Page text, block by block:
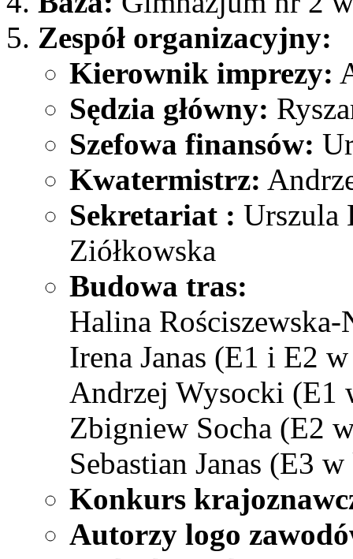
Zespół organizacyjny:
Kierownik imprezy:
Sędzia główny:
Szefowa finansów:
Kwatermistrz:
Sekretariat : Urszula
Ziółkowska
Budowa tras:
Halina
Irena Janas (E1 i E2
Andrzej Wysocki (E1
Zbigniew Socha (E2
Sebastian Janas (E3
Konkurs
Autorzy logo